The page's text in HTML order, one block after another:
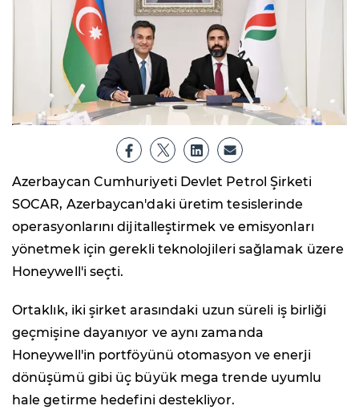
Azerbaycan Cumhuriyeti Devlet Petrol Şirketi
SOCAR, Azerbaycan'daki üretim tesislerinde
operasyonlarını dijitalleştirmek ve emisyonları
yönetmek için gerekli teknolojileri sağlamak üzere
Honeywell'i seçti.
Ortaklık, iki şirket arasındaki uzun süreli iş birliği
geçmişine dayanıyor ve aynı zamanda
Honeywell'in portföyünü otomasyon ve enerji
dönüşümü gibi üç büyük mega trende uyumlu
hale getirme hedefini destekliyor.